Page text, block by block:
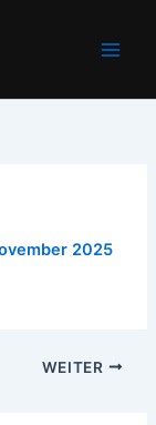
2025
WEITER